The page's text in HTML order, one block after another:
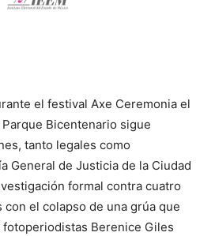
el festival Axe Ceremonia el
Bicentenario sigue
tanto legales como
General de Justicia de la Ciudad
formal contra cuatro
el colapso de una grúa que
Berenice Giles